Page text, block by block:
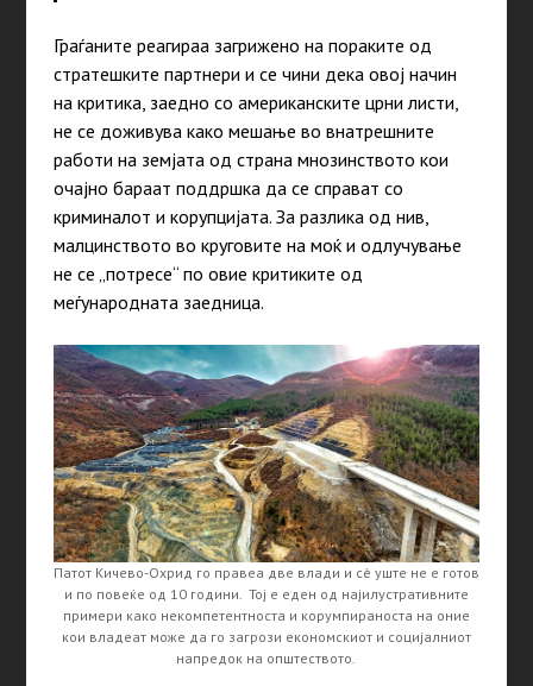
Граѓаните реагираа загрижено на пораките од
стратешките партнери и се чини дека овој начин
на критика, заедно со американските црни листи,
не се доживува како мешање во внатрешните
работи на земјата од страна мнозинството кои
очајно бараат поддршка да се справат со
криминалот и корупцијата. За разлика од нив,
малцинството во круговите на моќ и одлучување
не се „потресе“ по овие критиките од
меѓународната заедница.
Патот Кичево-Охрид го правеа две влади и сè уште не е готов
и по повеќе од 10 години. Тој е еден од најилустративните
примери како некомпетентноста и корумпираноста на оние
кои владеат може да го загрози економскиот и социјалниот
напредок на општеството.